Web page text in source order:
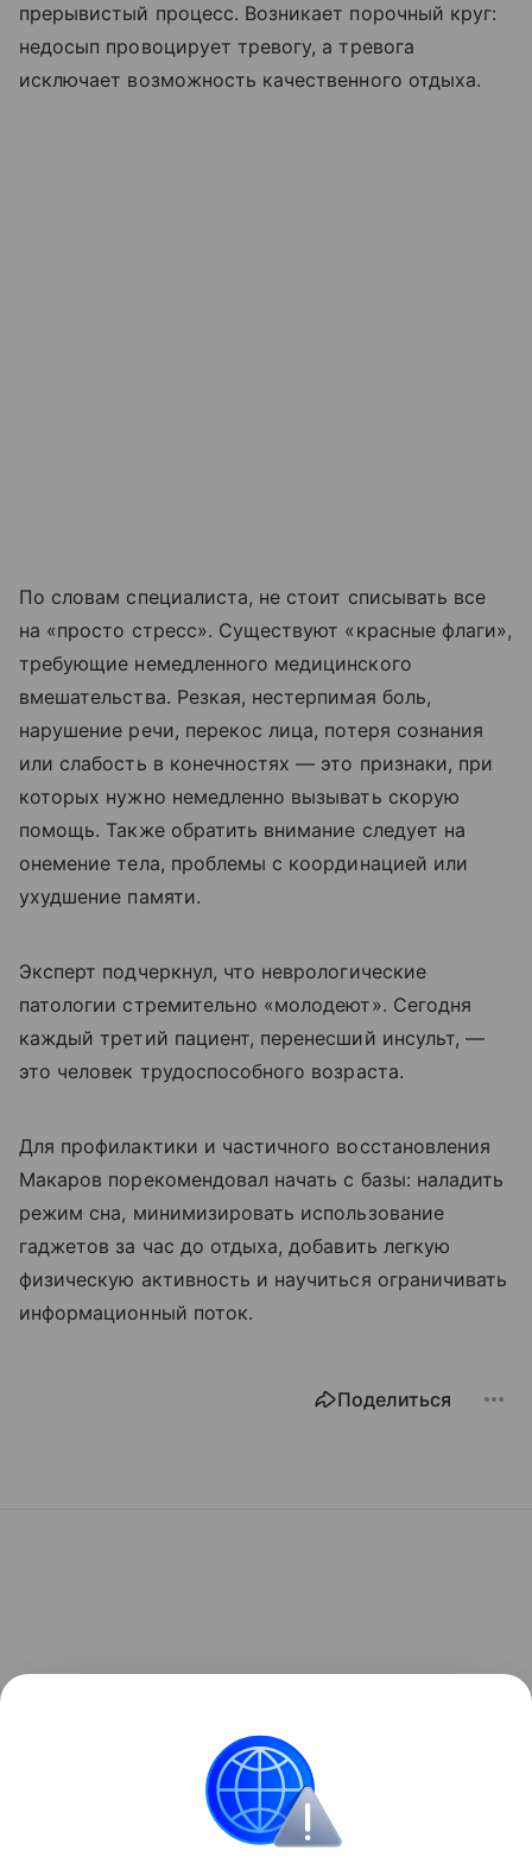
прерывистый процесс. Возникает порочный круг:
недосып провоцирует тревогу, а тревога
исключает возможность качественного отдыха.
По словам специалиста, не стоит списывать все
на «просто стресс». Существуют «красные флаги»,
требующие немедленного медицинского
вмешательства. Резкая, нестерпимая боль,
нарушение речи, перекос лица, потеря сознания
или слабость в конечностях — это признаки, при
которых нужно немедленно вызывать скорую
помощь. Также обратить внимание следует на
онемение тела, проблемы с координацией или
ухудшение памяти.
Эксперт подчеркнул, что неврологические
патологии стремительно «молодеют». Сегодня
каждый третий пациент, перенесший инсульт, —
это человек трудоспособного возраста.
Для профилактики и частичного восстановления
Макаров порекомендовал начать с базы: наладить
режим сна, минимизировать использование
гаджетов за час до отдыха, добавить легкую
физическую активность и научиться ограничивать
информационный поток.
Поделиться